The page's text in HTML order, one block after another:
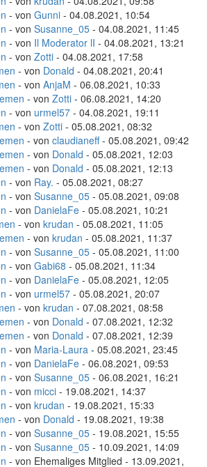
- von Gunni - 04.08.2021, 10:54
- von Susanne_05 - 04.08.2021, 11:45
- von Il Moderator lI - 04.08.2021, 13:21
- von Zotti - 04.08.2021, 17:58
- von Donald - 04.08.2021, 20:41
- von AnjaM - 06.08.2021, 10:33
- von Zotti - 06.08.2021, 14:20
- von urmel57 - 04.08.2021, 19:11
- von Zotti - 05.08.2021, 08:32
- von claudianeff- 05.08.2021, 09:42
- von Donald - 05.08.2021, 12:03
- von Donald - 05.08.2021, 12:13
- von Ray. - 05.08.2021, 08:27
- von Susanne_05 - 05.08.2021, 09:08
- von DanielaFe - 05.08.2021, 10:21
- von krudan - 05.08.2021, 11:05
- von krudan - 05.08.2021, 11:37
- von Susanne_05 - 05.08.2021, 11:00
- von Gabi68 - 05.08.2021, 11:34
- von DanielaFe - 05.08.2021, 12:05
- von urmel57 - 05.08.2021, 20:07
- von krudan - 07.08.2021, 08:58
- von Donald - 07.08.2021, 12:32
- von Donald - 07.08.2021, 12:39
- von Maria-Laura - 05.08.2021, 23:45
- von DanielaFe - 06.08.2021, 09:53
- von Susanne_05 - 06.08.2021, 16:21
- von micci - 19.08.2021, 14:37
- von krudan - 19.08.2021, 15:33
- von Donald - 19.08.2021, 19:38
- von Susanne_05 - 19.08.2021, 15:55
- von Susanne_05 - 10.09.2021, 14:09
- von Ehemaliges Mitglied - 13.09.2021,